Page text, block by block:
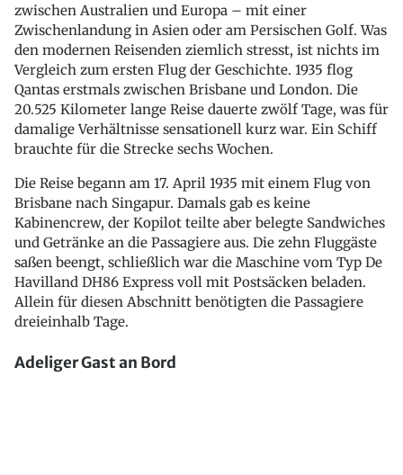
zwischen Australien und Europa – mit einer
Zwischenlandung in Asien oder am Persischen Golf. Was
den modernen Reisenden ziemlich stresst, ist nichts im
Vergleich zum ersten Flug der Geschichte. 1935 flog
Qantas erstmals zwischen Brisbane und London. Die
20.525 Kilometer lange Reise dauerte zwölf Tage, was für
damalige Verhältnisse sensationell kurz war. Ein Schiff
brauchte für die Strecke sechs Wochen.
Die Reise begann am 17. April 1935 mit einem Flug von
Brisbane nach Singapur. Damals gab es keine
Kabinencrew, der Kopilot teilte aber belegte Sandwiches
und Getränke an die Passagiere aus. Die zehn Fluggäste
saßen beengt, schließlich war die Maschine vom Typ De
Havilland DH86 Express voll mit Postsäcken beladen.
Allein für diesen Abschnitt benötigten die Passagiere
dreieinhalb Tage.
Adeliger Gast an Bord